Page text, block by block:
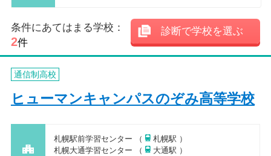
条件にあてはまる学校：
2件
診断で学校を選ぶ
通信制高校
ヒューマンキャンパスのぞみ高等学校
札幌駅前学習センター （
札幌駅 ）
札幌大通学習センター （
大通駅 ）